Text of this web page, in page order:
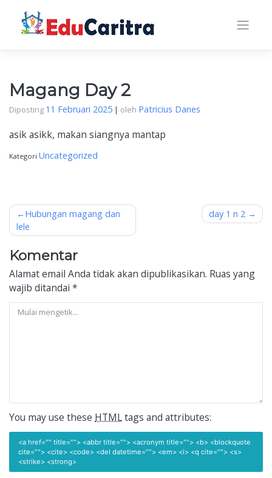
content
Magang Day 2
Diposting 11 Februari 2025 | oleh Patricius Danes
asik asikk, makan siangnya mantap
Kategori Uncategorized
Navigasi
pos
Hubungan magang dan
lele
day 1 n 2
Komentar
Alamat email Anda tidak akan dipublikasikan. Ruas yang
wajib ditandai *
You may use these HTMLtags and attributes:
<a href="" title=""> <abbr title=""> <acronym title=""> <b> <blockquote
cite=""> <cite> <code> <del datetime=""> <em> <i> <q cite=""> <s>
<strike> <strong>